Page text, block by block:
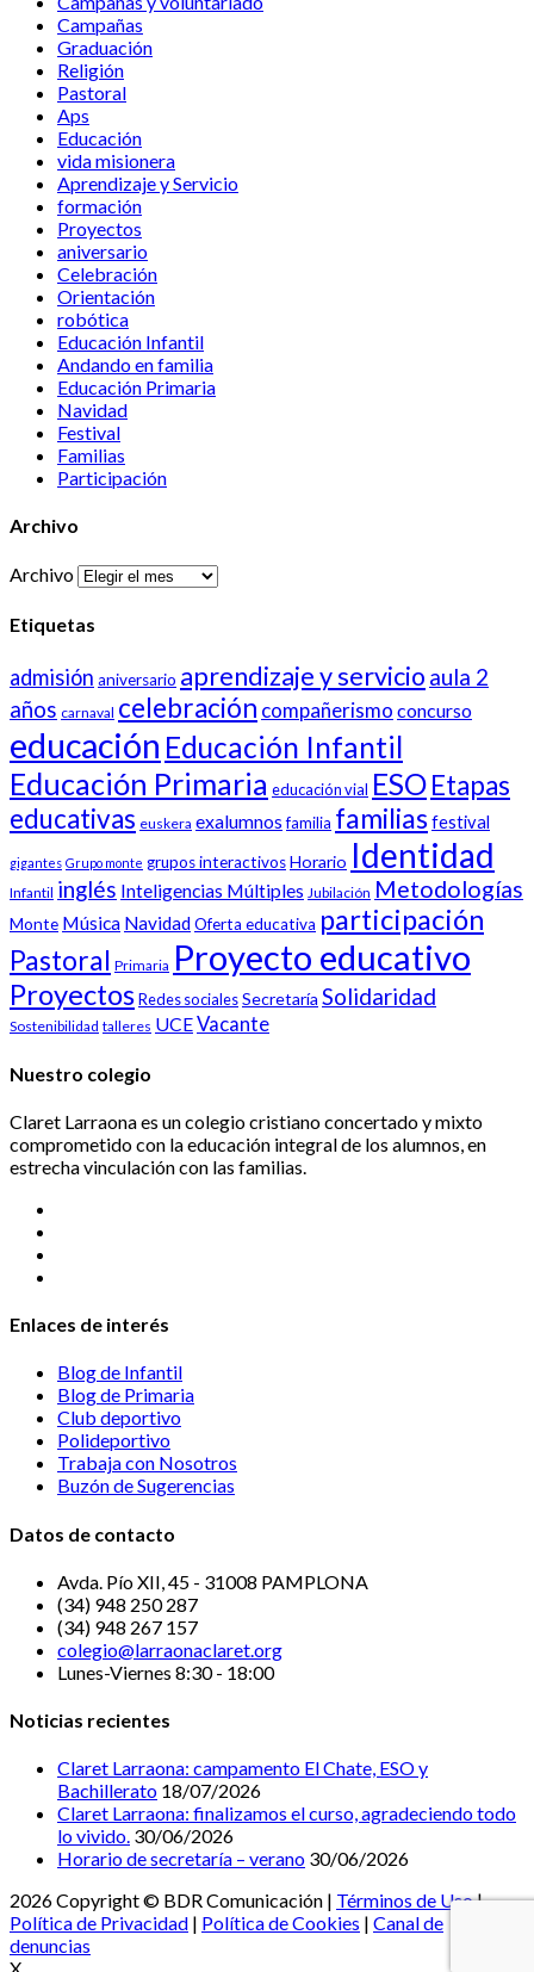
Campañas
Graduación
Religión
Pastoral
Aps
Educación
vida misionera
Aprendizaje y Servicio
formación
Proyectos
aniversario
Celebración
Orientación
robótica
Educación Infantil
Andando en familia
Educación Primaria
Navidad
Festival
Familias
Participación
Archivo
Archivo
Etiquetas
admisión aniversario aprendizaje y servicio aula 2
años carnaval celebración compañerismo concurso
educación Educación Infantil
Educación Primaria educación vial ESOEtapas
educativas euskera exalumnos familia familiasfestival
gigantes Grupo monte grupos interactivosHorario Identidad
Infantil inglés Inteligencias Múltiples Jubilación Metodologías
Monte Música NavidadOferta educativa participación
Pastoral Primaria Proyecto educativo
ProyectosRedes socialesSecretaría Solidaridad
Sostenibilidad talleres UCEVacante
Nuestro colegio
Claret Larraona es un colegio cristiano concertado y mixto
comprometido con la educación integral de los alumnos, en
estrecha vinculación con las familias.
Enlaces de interés
Blog de Infantil
Blog de Primaria
Club deportivo
Polideportivo
Trabaja con Nosotros
Buzón de Sugerencias
Datos de contacto
Avda. Pío XII, 45 - 31008 PAMPLONA
(34) 948 250 287
(34) 948 267 157
colegio@larraonaclaret.org
Lunes-Viernes 8:30 - 18:00
Noticias recientes
Claret Larraona: campamento El Chate, ESO y
Bachillerato 18/07/2026
Claret Larraona: finalizamos el curso, agradeciendo todo
lo vivido. 30/06/2026
Horario de secretaría – verano 30/06/2026
2026 Copyright © BDR Comunicación | Términos de Uso|
Política de Privacidad | Política de Cookies | Canal de
denuncias